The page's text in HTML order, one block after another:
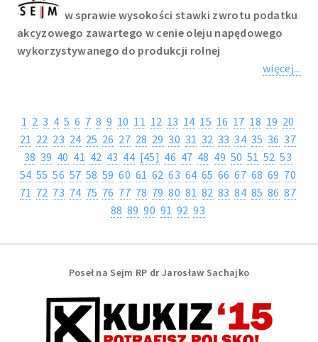
w sprawie wysokości stawki zwrotu podatku
akcyzowego zawartego w cenie oleju napędowego
wykorzystywanego do produkcji rolnej
więcej...
1 2 3 4 5 6 7 8 9 10 11 12 13 14 15 16 17 18 19 20
21 22 23 24 25 26 27 28 29 30 31 32 33 34 35 36 37
38 39 40 41 42 43 44 [45] 46 47 48 49 50 51 52 53
54 55 56 57 58 59 60 61 62 63 64 65 66 67 68 69 70
71 72 73 74 75 76 77 78 79 80 81 82 83 84 85 86 87
88 89 90 91 92 93
Poseł na Sejm RP dr Jarosław Sachajko